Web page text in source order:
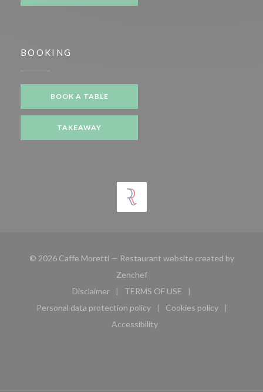
BOOKING
BOOK A TABLE
TAKEAWAY
© 2026 Caffe Moretti — Restaurant website created by
Zenchef((opens in a new window))
Disclaimer
((opens in a new window))
TERMS OF USE
((opens in a new window))
Personal data protection policy
((opens in a new window))
Cookies policy
((opens in a new
Accessibility
((opens in a new window))